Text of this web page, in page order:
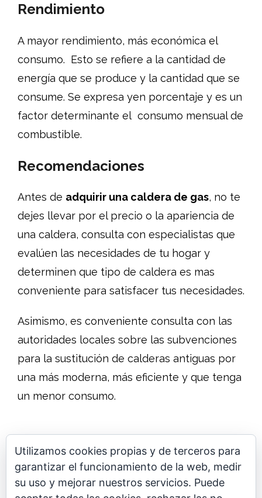
Rendimiento
A mayor rendimiento, más económica el
consumo. Esto se refiere a la cantidad de
energía que se produce y la cantidad que se
consume. Se expresa yen porcentaje y es un
factor determinante el consumo mensual de
combustible.
Recomendaciones
Antes de adquirir una caldera de gas, no te
dejes llevar por el precio o la apariencia de
una caldera, consulta con especialistas que
evalúen las necesidades de tu hogar y
determinen que tipo de caldera es mas
conveniente para satisfacer tus necesidades.
Asimismo, es conveniente consulta con las
autoridades locales sobre las subvenciones
para la sustitución de calderas antiguas por
una más moderna, más eficiente y que tenga
un menor consumo.
Utilizamos cookies propias y de terceros para
garantizar el funcionamiento de la web, medir
su uso y mejorar nuestros servicios. Puede